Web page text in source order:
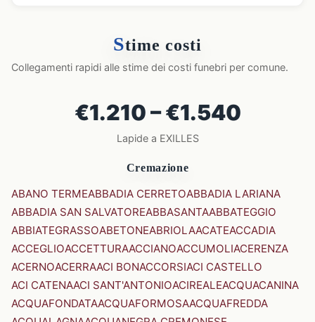
Stime costi
Collegamenti rapidi alle stime dei costi funebri per comune.
€1.210 – €1.540
Lapide a EXILLES
Cremazione
ABANO TERMEABBADIA CERRETOABBADIA LARIANA
ABBADIA SAN SALVATOREABBASANTAABBATEGGIO
ABBIATEGRASSOABETONEABRIOLAACATEACCADIA
ACCEGLIOACCETTURAACCIANOACCUMOLIACERENZA
ACERNOACERRAACI BONACCORSIACI CASTELLO
ACI CATENAACI SANT'ANTONIOACIREALEACQUACANINA
ACQUAFONDATAACQUAFORMOSAACQUAFREDDA